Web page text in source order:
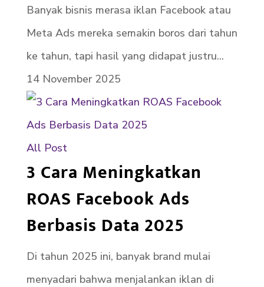
Banyak bisnis merasa iklan Facebook atau
Meta Ads mereka semakin boros dari tahun
ke tahun, tapi hasil yang didapat justru...
14 November 2025
All Post
3 Cara Meningkatkan
ROAS Facebook Ads
Berbasis Data 2025
Di tahun 2025 ini, banyak brand mulai
menyadari bahwa menjalankan iklan di